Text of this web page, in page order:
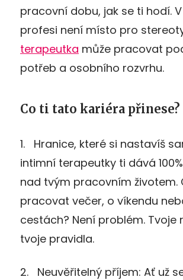
pracovní dobu, jak se ti hodí.
profesi není místo pro
terapeutka může pracovat
potřeb a osobního rozvrhu.
Co ti tato kariéra přinese?
1. Hranice, které si nastavíš
intimní terapeutky ti dává
nad tvým pracovním životem.
pracovat večer, o víkendu
cestách? Není problém. Tvoje
tvoje pravidla.
2. Neuvěřitelný příjem: Ať už